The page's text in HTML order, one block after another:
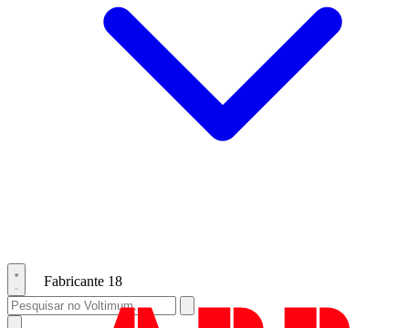
Fabricante 18